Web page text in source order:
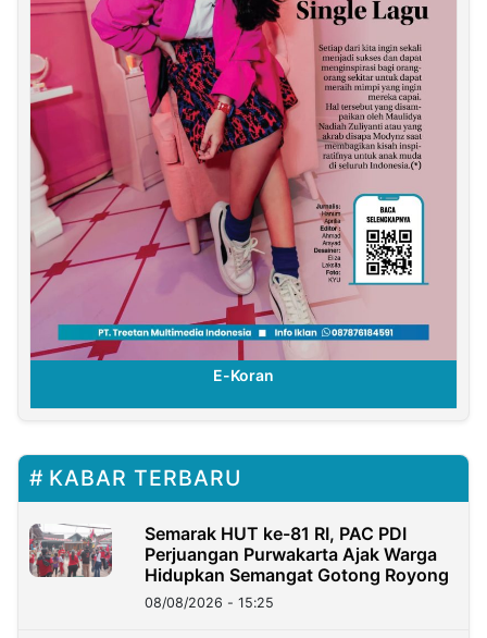
E-Koran
KABAR TERBARU
Semarak HUT ke-81 RI, PAC PDI
Perjuangan Purwakarta Ajak Warga
Hidupkan Semangat Gotong Royong
08/08/2026 - 15:25